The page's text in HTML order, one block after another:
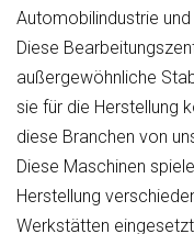
Automobilindustrie
Diese
außergewöhnliche
sie für die Herstellung
diese Branchen von
Diese Maschinen
Herstellung
Werkstätten